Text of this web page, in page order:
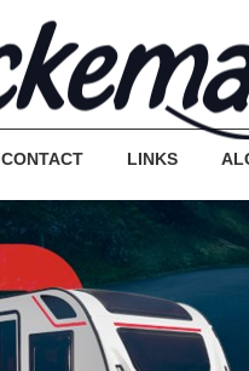
CONTACT LINKS